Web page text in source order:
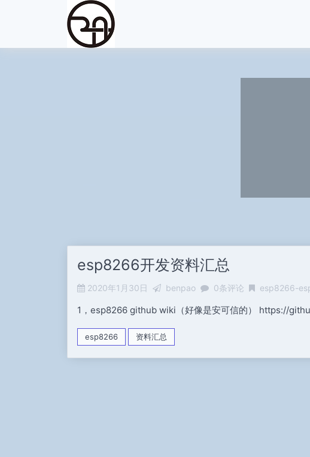
esp8266开发资料汇总
2020年1月30日 benpao 0条评论 esp8266-
1，esp8266 github wiki（好像是安可信的） https://
esp8266 资料汇总